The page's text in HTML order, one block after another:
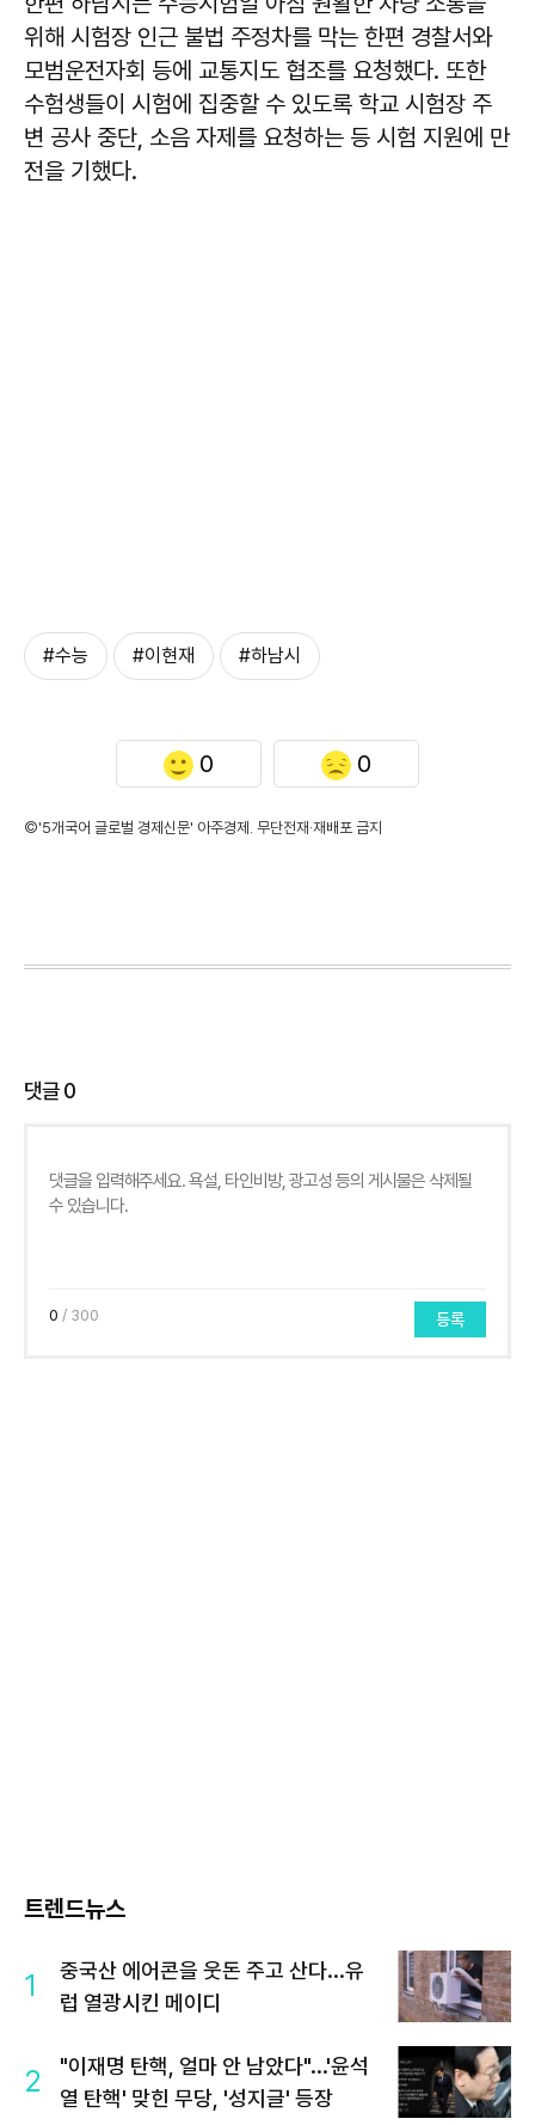
위해 시험장 인근 불법 주정차를 막는 한편 경찰서와
모범운전자회 등에 교통지도 협조를 요청했다. 또한
수험생들이 시험에 집중할 수 있도록 학교 시험장 주
변 공사 중단, 소음 자제를 요청하는 등 시험 지원에 만
전을 기했다.
#수능 #이현재 #하남시
0 0
©'5개국어 글로벌 경제신문' 아주경제. 무단전재·재배포 금지
댓글0
0 / 300 등록
트렌드뉴스
1
중국산 에어콘을 웃돈 주고 산다...유
럽 열광시킨 메이디
2
"이재명 탄핵, 얼마 안 남았다"...'윤석
열 탄핵' 맞힌 무당, '성지글' 등장